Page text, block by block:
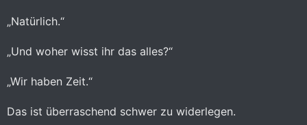
„Natürlich.“
„Und woher wisst ihr das alles?“
„Wir haben Zeit.“
Das ist überraschend schwer zu widerlegen.